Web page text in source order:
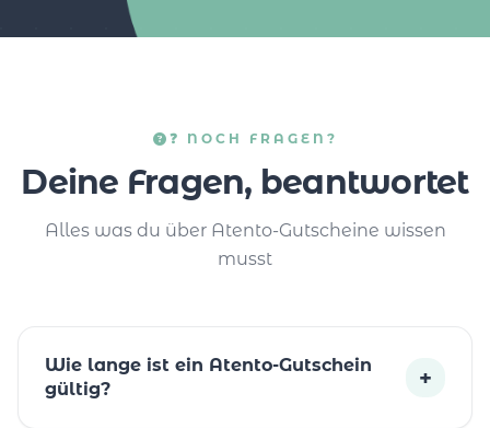
❓ NOCH FRAGEN?
Deine Fragen, beantwortet
Alles was du über Atento-Gutscheine wissen
musst
Wie lange ist ein Atento-Gutschein
gültig?
+